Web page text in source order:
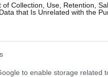
of Collection, Use, Retention,
that Is Unrelated with the
to enable storage related